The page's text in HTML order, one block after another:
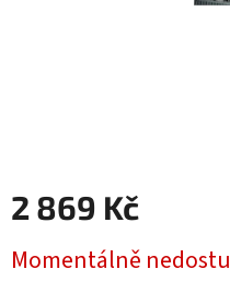
2 869 Kč
cena:
Momentálně